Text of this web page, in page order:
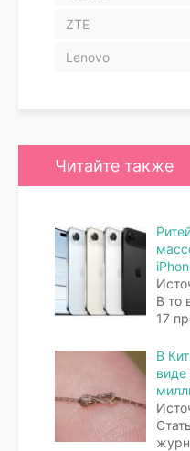
ZTE
Lenovo
Читайте также
В то
17
В
виде